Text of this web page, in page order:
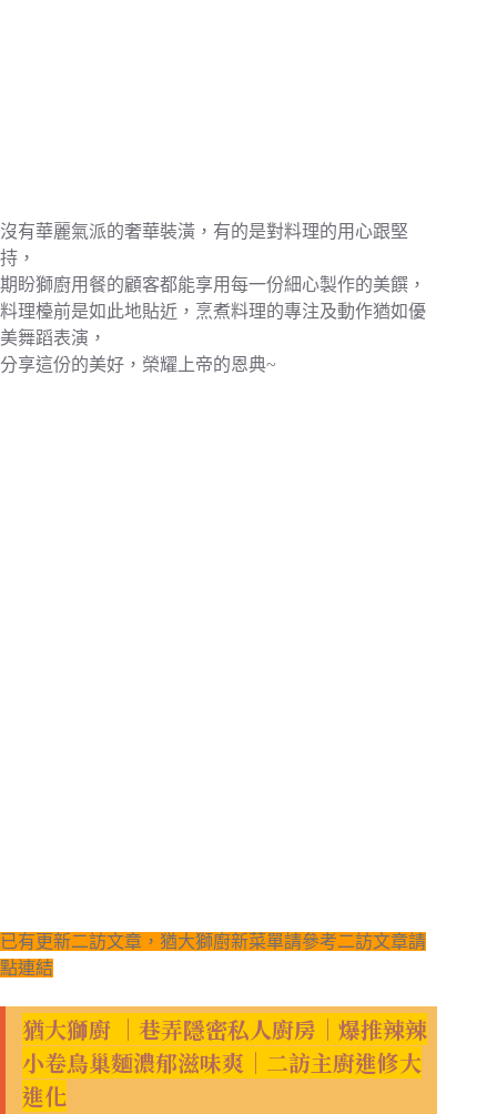
沒有華麗氣派的奢華裝潢，有的是對料理的用心跟堅
持，
期盼獅廚用餐的顧客都能享用每一份細心製作的美饌，
料理檯前是如此地貼近，烹煮料理的專注及動作猶如優
美舞蹈表演，
分享這份的美好，榮耀上帝的恩典~
已有更新二訪文章，猶大獅廚新菜單請參考二訪文章請
點連結
猶大獅廚 ｜巷弄隱密私人廚房｜爆推辣辣
小卷鳥巢麵濃郁滋味爽｜二訪主廚進修大
進化